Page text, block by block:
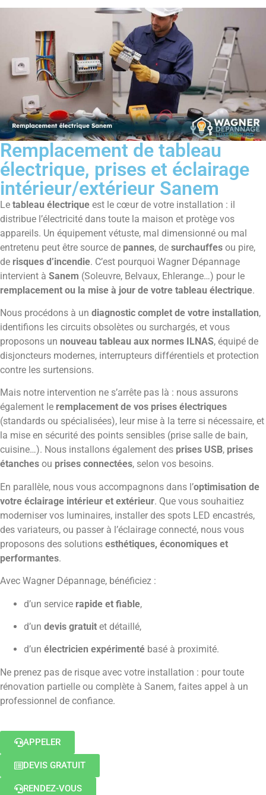
Remplacement de tableau
électrique, prises et éclairage
intérieur/extérieur Sanem
Le tableau électrique est le cœur de votre installation : il
distribue l’électricité dans toute la maison et protège vos
appareils. Un équipement vétuste, mal dimensionné ou mal
entretenu peut être source de pannes, de surchauffes ou pire,
de risques d’incendie. C’est pourquoi Wagner Dépannage
intervient à Sanem (Soleuvre, Belvaux, Ehlerange…) pour le
remplacement ou la mise à jour de votre tableau électrique.
Nous procédons à un diagnostic complet de votre installation,
identifions les circuits obsolètes ou surchargés, et vous
proposons un nouveau tableau aux normes ILNAS, équipé de
disjoncteurs modernes, interrupteurs différentiels et protection
contre les surtensions.
Mais notre intervention ne s’arrête pas là : nous assurons
également le remplacement de vos prises électriques
(standards ou spécialisées), leur mise à la terre si nécessaire, et
la mise en sécurité des points sensibles (prise salle de bain,
cuisine…). Nous installons également des prises USB, prises
étanches ou prises connectées, selon vos besoins.
En parallèle, nous vous accompagnons dans l’optimisation de
votre éclairage intérieur et extérieur. Que vous souhaitiez
moderniser vos luminaires, installer des spots LED encastrés,
des variateurs, ou passer à l’éclairage connecté, nous vous
proposons des solutions esthétiques, économiques et
performantes.
Avec Wagner Dépannage, bénéficiez :
d’un service rapide et fiable,
d’un devis gratuit et détaillé,
d’un électricien expérimenté basé à proximité.
Ne prenez pas de risque avec votre installation : pour toute
rénovation partielle ou complète à Sanem, faites appel à un
professionnel de confiance.
APPELER
DEVIS GRATUIT
RENDEZ-VOUS